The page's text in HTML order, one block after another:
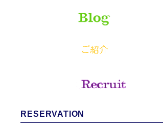
RESERVATION